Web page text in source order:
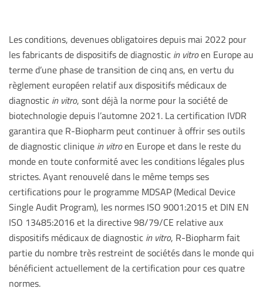
Les conditions, devenues obligatoires depuis mai 2022 pour
les fabricants de dispositifs de diagnostic in vitroen Europe au
terme d’une phase de transition de cinq ans, en vertu du
règlement européen relatif aux dispositifs médicaux de
diagnostic in vitro, sont déjà la norme pour la société de
biotechnologie depuis l’automne 2021. La certification IVDR
garantira que R-Biopharm peut continuer à offrir ses outils
de diagnostic clinique in vitroen Europe et dans le reste du
monde en toute conformité avec les conditions légales plus
strictes. Ayant renouvelé dans le même temps ses
certifications pour le programme MDSAP (Medical Device
Single Audit Program), les normes ISO 9001:2015 et DIN EN
ISO 13485:2016 et la directive 98/79/CE relative aux
dispositifs médicaux de diagnostic in vitro, R-Biopharm fait
partie du nombre très restreint de sociétés dans le monde qui
bénéficient actuellement de la certification pour ces quatre
normes.